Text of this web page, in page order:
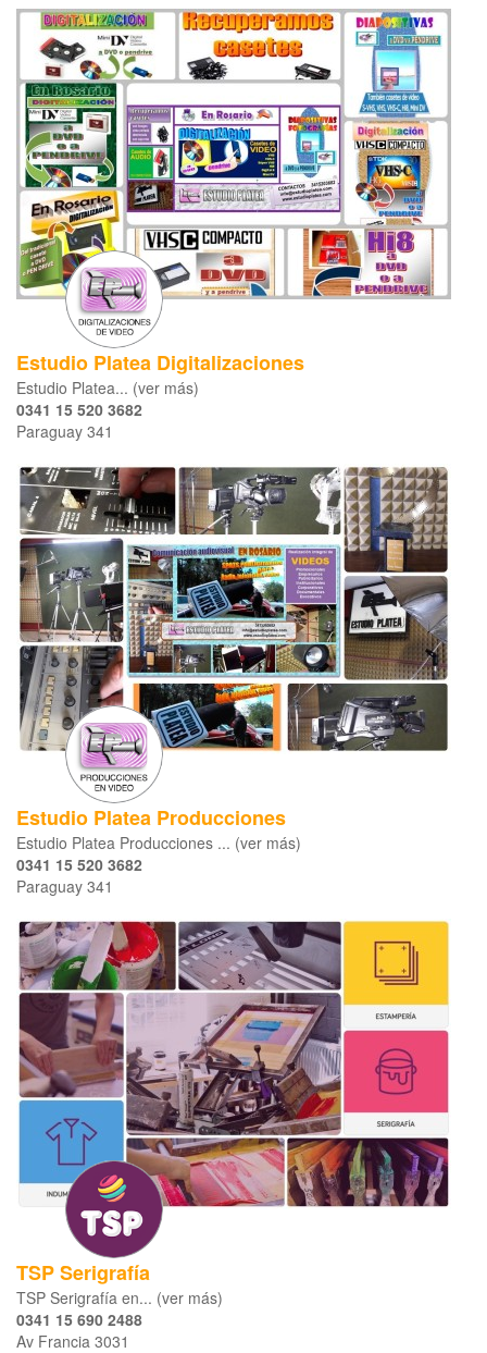
Estudio Platea Digitalizaciones
Estudio Platea... (ver más)
0341 15 520 3682
Paraguay 341
Estudio Platea Producciones
Estudio Platea Producciones ... (ver más)
0341 15 520 3682
Paraguay 341
TSP Serigrafía
TSP Serigrafía en... (ver más)
0341 15 690 2488
Av Francia 3031